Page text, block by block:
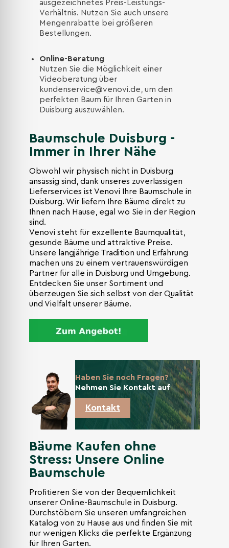
ausgezeichnetes Preis-Leistungs-
Verhältnis. Nutzen Sie auch unsere
Mengenrabatte bei größeren
Bestellungen.
Online-Beratung
Nutzen Sie die Möglichkeit einer
Videoberatung über
kundenservice@venovi.de, um den
perfekten Baum für Ihren Garten in
Duisburg auszuwählen.
Baumschule Duisburg -
Immer in Ihrer Nähe
Obwohl wir physisch nicht in Duisburg
ansässig sind, dank unseres zuverlässigen
Lieferservices ist Venovi Ihre Baumschule in
Duisburg. Wir liefern Ihre Bäume direkt zu
Ihnen nach Hause, egal wo Sie in der Region
sind.
Venovi steht für exzellente Baumqualität,
gesunde Bäume und attraktive Preise.
Unsere langjährige Tradition und Erfahrung
machen uns zu einem vertrauenswürdigen
Partner für alle in Duisburg und Umgebung.
Entdecken Sie unser Sortiment und
überzeugen Sie sich selbst von der Qualität
und Vielfalt unserer Bäume.
Haben Sie noch Fragen?
Nehmen Sie Kontakt auf
Kontakt
Bäume Kaufen ohne
Stress: Unsere Online
Baumschule
Profitieren Sie von der Bequemlichkeit
unserer Online-Baumschule in Duisburg.
Durchstöbern Sie unseren umfangreichen
Katalog von zu Hause aus und finden Sie mit
nur wenigen Klicks die perfekte Ergänzung
für Ihren Garten.